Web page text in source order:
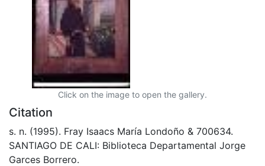
Click on the image to open the gallery.
Citation
s. n. (1995). Fray Isaacs María Londoño & 700634.
SANTIAGO DE CALI: Biblioteca Departamental Jorge
Garces Borrero.